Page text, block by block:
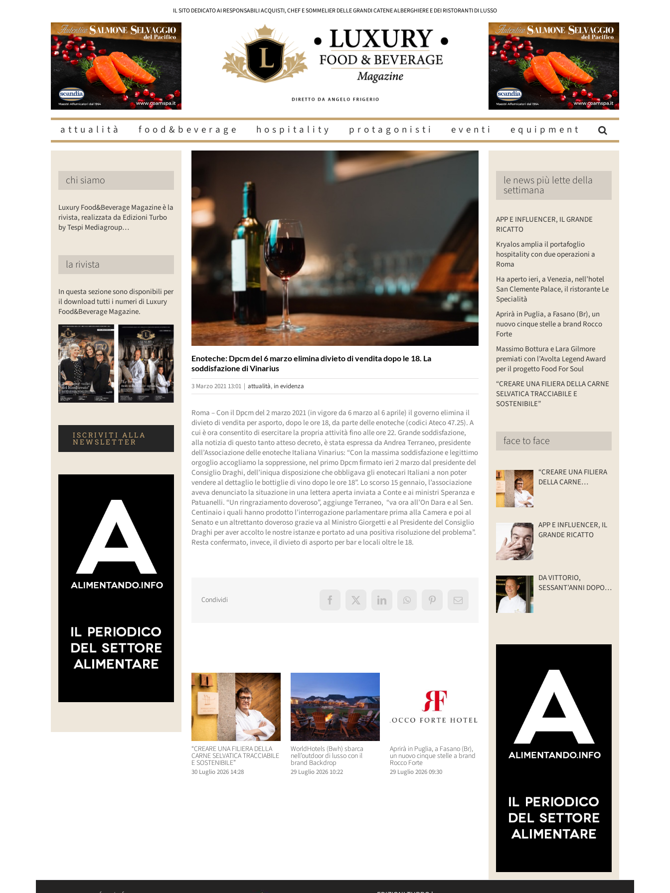
IL SITO DEDICATO AI RESPONSABILI ACQUISTI, CHEF E SOMMELIER DELLE GRANDI CATENE ALBERGHIERE E DEI RISTORANTI DI LUSSO
attualità food&beverage hospitality protagonisti eventi equipment
Enoteche: Dpcm del 6 marzo elimina divieto di vendita dopo le 18. La
soddisfazione di Vinarius
3 Marzo 2021 13:01 | attualità, in evidenza
Roma – Con il Dpcm del 2 marzo 2021 (in vigore da 6 marzo al 6 aprile) il governo elimina il
divieto di vendita per asporto, dopo le ore 18, da parte delle enoteche (codici Ateco 47.25). A
cui è ora consentito di esercitare la propria attività fino alle ore 22. Grande soddisfazione,
alla notizia di questo tanto atteso decreto, è stata espressa da Andrea Terraneo, presidente
dell’Associazione delle enoteche Italiana Vinarius: “Con la massima soddisfazione e legittimo
orgoglio accogliamo la soppressione, nel primo Dpcm firmato ieri 2 marzo dal presidente del
Consiglio Draghi, dell’iniqua disposizione che obbligava gli enotecari Italiani a non poter
vendere al dettaglio le bottiglie di vino dopo le ore 18”. Lo scorso 15 gennaio, l’associazione
aveva denunciato la situazione in una lettera aperta inviata a Conte e ai ministri Speranza e
Patuanelli. “Un ringraziamento doveroso”, aggiunge Terraneo, “va ora all’On Dara e al Sen.
Centinaio i quali hanno prodotto l’interrogazione parlamentare prima alla Camera e poi al
Senato e un altrettanto doveroso grazie va al Ministro Giorgetti e al Presidente del Consiglio
Draghi per aver accolto le nostre istanze e portato ad una positiva risoluzione del problema”.
Resta confermato, invece, il divieto di asporto per bar e locali oltre le 18.
Condividi Facebook
X LinkedInWhatsAppPinterestEmail
“CREARE UNA FILIERA DELLA
CARNE SELVATICA TRACCIABILE
E SOSTENIBILE”
30 Luglio 2026 14:28
WorldHotels (Bwh) sbarca
nell’outdoor di lusso con il
brand Backdrop
29 Luglio 2026 10:22
Aprirà in Puglia, a Fasano (Br),
un nuovo cinque stelle a brand
Rocco Forte
29 Luglio 2026 09:30
“CREARE UNA FILIERA DELLA
CARNE SELVATICA TRACCIABILE
WorldHotels (Bwh) sbarca
nell’outdoor di lusso con il
chi siamo
Luxury Food&Beverage Magazine è la
rivista, realizzata da Edizioni Turbo
by Tespi Mediagroup…
la rivista
In questa sezione sono disponibili per
il download tutti i numeri di Luxury
Food&Beverage Magazine.
ISCRIVITI ALLA
NEWSLETTER
le news più lette della
settimana
APP E INFLUENCER, IL GRANDE
RICATTO
Kryalos amplia il portafoglio
hospitality con due operazioni a
Roma
Ha aperto ieri, a Venezia, nell’hotel
San Clemente Palace, il ristorante Le
Specialità
Aprirà in Puglia, a Fasano (Br), un
nuovo cinque stelle a brand Rocco
Forte
Massimo Bottura e Lara Gilmore
premiati con l’Avolta Legend Award
per il progetto Food For Soul
“CREARE UNA FILIERA DELLA CARNE
SELVATICA TRACCIABILE E
SOSTENIBILE”
face to face
“CREARE UNA FILIERA
DELLA CARNE
APP E INFLUENCER, IL
GRANDE RICATTO
DA VITTORIO,
SESSANT’ANNI DOPO: